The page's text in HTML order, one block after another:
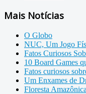
Mais Notícias
O Globo
NUC, Um Jogo
Fatos Curiosos
10 Board Games
Fatos curiosos
Um Enxames de
Floresta